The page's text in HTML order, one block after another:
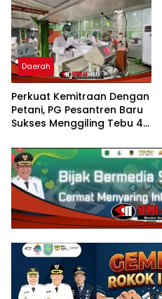
Daerah
Perkuat Kemitraan Dengan
Petani, PG Pesantren Baru
Sukses Menggiling Tebu 4